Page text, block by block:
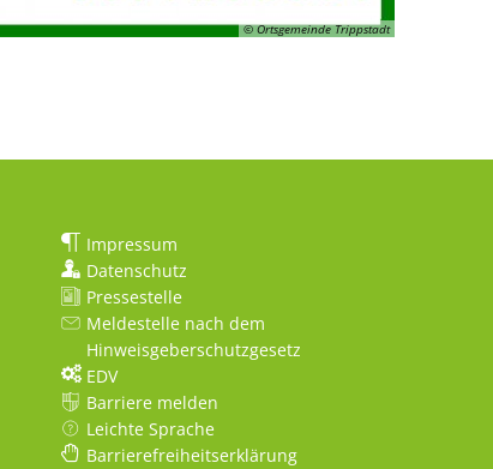
© Ortsgemeinde Trippstadt
Impressum
Datenschutz
Pressestelle
Meldestelle nach dem
Hinweisgeberschutzgesetz
EDV
Barriere melden
Leichte Sprache
Barrierefreiheitserklärung